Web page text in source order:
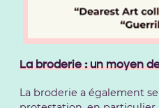
La broderie : un moyen
La broderie a également